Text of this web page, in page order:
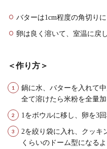
バターは1cm程度の角切り
卵は良く溶いて、室温に戻
＜作り方＞
鍋に水、バターを入れて
全て溶けたら米粉を全量
1をボウルに移し、卵を3
2を絞り袋に入れ、クッキ
くらいのドーム型になる